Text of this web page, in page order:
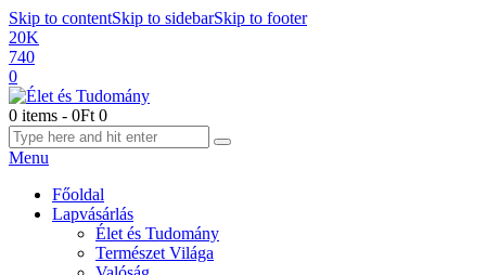
Skip to contentSkip to sidebarSkip to footer
20K
740
0
0 items - 0Ft 0
Menu
Főoldal
Lapvásárlás
Élet és Tudomány
Természet Világa